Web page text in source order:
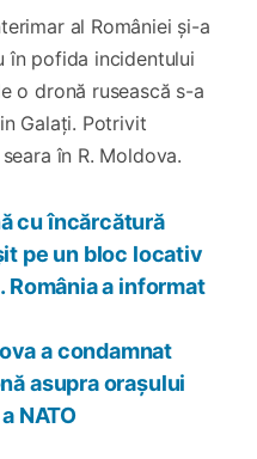
al României și-a
în pofida incidentului
o dronă rusească s-a
Galați. Potrivit
în R. Moldova.
cu încărcătură
pe un bloc locativ
a informat
a condamnat
asupra orașului
NATO